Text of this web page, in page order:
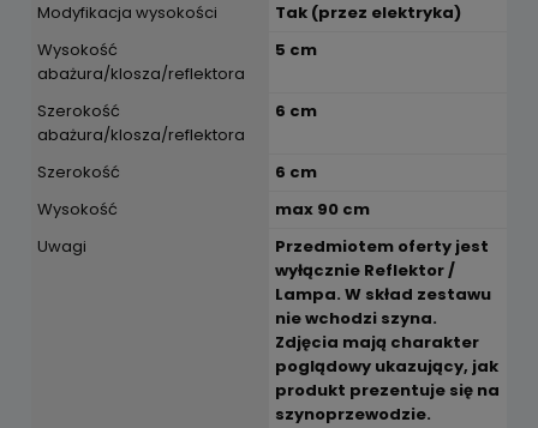
Modyfikacja wysokości
Tak (przez elektryka)
Wysokość
abażura/klosza/reflektora
5 cm
Szerokość
abażura/klosza/reflektora
6 cm
Szerokość
6 cm
Wysokość
max 90 cm
Uwagi
Przedmiotem oferty jest
wyłącznie Reflektor /
Lampa. W skład zestawu
nie wchodzi szyna.
Zdjęcia mają charakter
poglądowy ukazujący, jak
produkt prezentuje się na
szynoprzewodzie.